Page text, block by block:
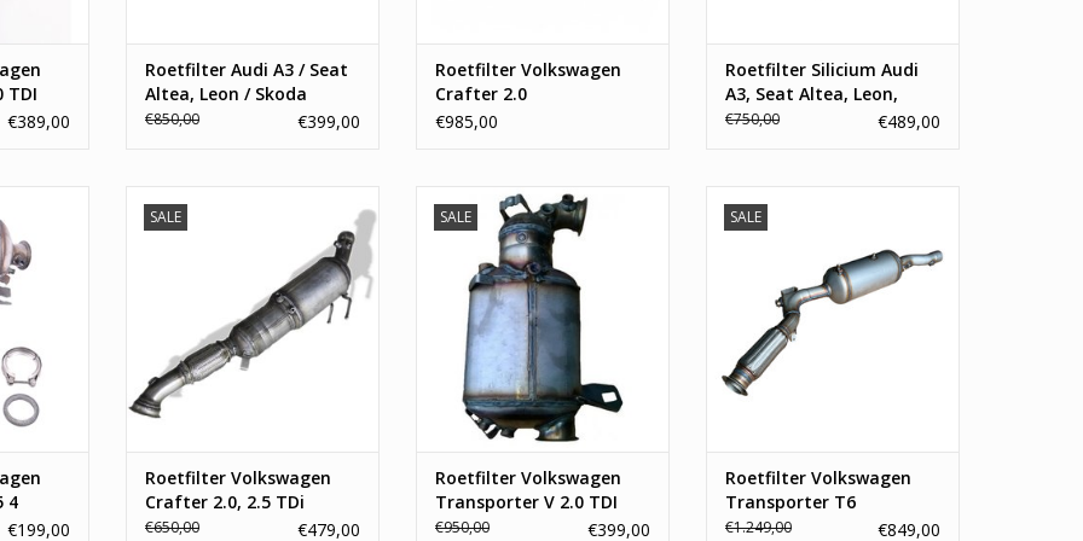
TDI
€389,00
Roetfilter Audi A3 / Seat
Altea, Leon / Skoda
Octavia, SuperB /
€850,00 €399,00
Roetfilter Volkswagen
Crafter 2.0
€985,00
TOEVOEGEN AAN WINKELWAGEN
Roetfilter Silicium Audi
A3, Seat Altea, Leon,
Volkswagen Jetta,
€750,00 €489,00
deze
zo snel
1 jaar
4
€199,00
SALE
Nieuwe Roetfilter Volkswagen
Crafter 2.0, 2.5 TDi. De originele
nummers zijn: 2E0254700KX.
Profiteer nu van
groothandelsprijzen, altijd een
zo snel mogelijke levering en 1
jaar garantie op al onze
Roetfilter Volkswagen
Crafter 2.0, 2.5 TDi
€650,00 €479,00
SALE
OE: 7E0254700DX, 7E0254700FX,
7E0254700HX, 7E0254700EX,
7H0254700GX, 7H0254700KX,
7E0254700JX
TOEVOEGEN AAN WINKELWAGEN
Roetfilter Volkswagen
Transporter V 2.0 TDI
€950,00 €399,00
SALETransporter T6. Originele
nummers van deze roetfilter zijn:
7E0254700PX, 7E0131705M,
7E0254700KX, 7E0254700LX,
7E0254700NV, 7E0254700NX.
Nieuwe roetfilter voor uw
Volkswagen Transporter T6.
Roetfilter Volkswagen
Transporter T6
€1.249,00 €849,00